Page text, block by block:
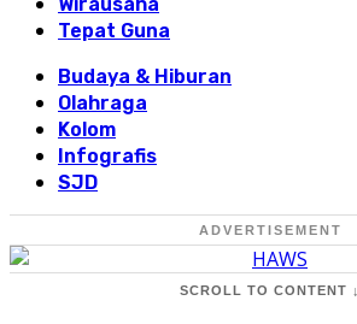
Tepat Guna
Budaya & Hiburan
Olahraga
Kolom
Infografis
SJD
ADVERTISEMENT
SCROLL TO CONTENT ↓